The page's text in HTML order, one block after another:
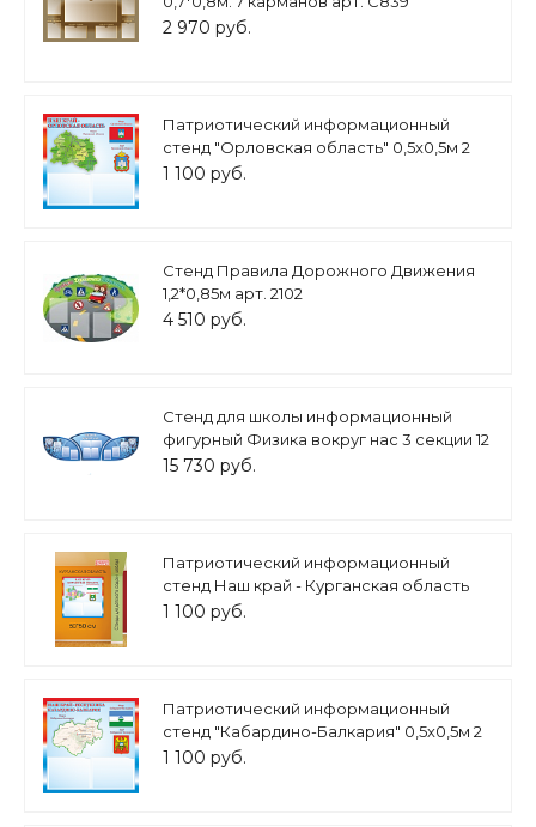
2 970 руб.
Патриотический информационный
стенд "Орловская область" 0,5х0,5м 2
кармана А5 арт.П1483
1 100 руб.
Стенд Правила Дорожного Движения
1,2*0,85м арт. 2102
4 510 руб.
Стенд для школы информационный
фигурный Физика вокруг нас 3 секции 12
карманов А4 3*1,3м. арт.Ш731
15 730 руб.
Патриотический информационный
стенд Наш край - Курганская область
50х50см 2 кармана А5 арт. П2295
1 100 руб.
Патриотический информационный
стенд "Кабардино-Балкария" 0,5х0,5м 2
кармана А5 арт.П1484
1 100 руб.